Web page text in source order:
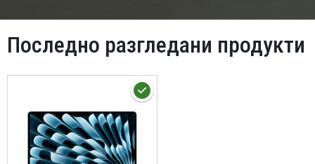
Последно разгледани продукти